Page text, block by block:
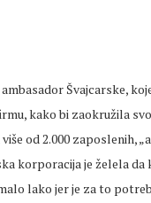
Švajcarske,
kako bi zaokružila
od 2.000 zaposlenih,
korporacija je želela
lako jer je za to